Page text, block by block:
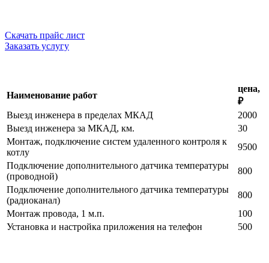
Скачать прайс лист
Заказать услугу
Наименование работ
цена,
₽
Выезд инженера в пределах МКАД
2000
Выезд инженера за МКАД, км.
30
Монтаж, подключение систем удаленного контроля к
котлу
9500
Подключение дополнительного датчика температуры
(проводной)
800
Подключение дополнительного датчика температуры
(радиоканал)
800
Монтаж провода, 1 м.п.
100
Установка и настройка приложения на телефон
500